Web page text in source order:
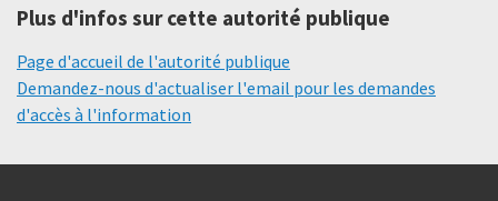
Plus d'infos sur cette autorité publique
Page d'accueil de l'autorité publique
Demandez-nous d'actualiser l'email pour les demandes
d'accès à l'information